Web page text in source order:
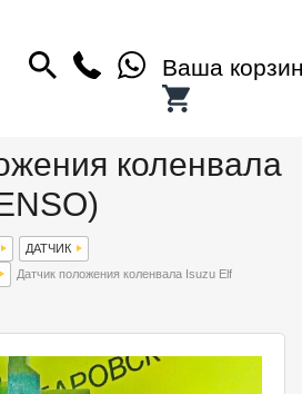
Ваша
коленвала
ДАТЧИК
Датчик положения коленвала Isuzu Elf